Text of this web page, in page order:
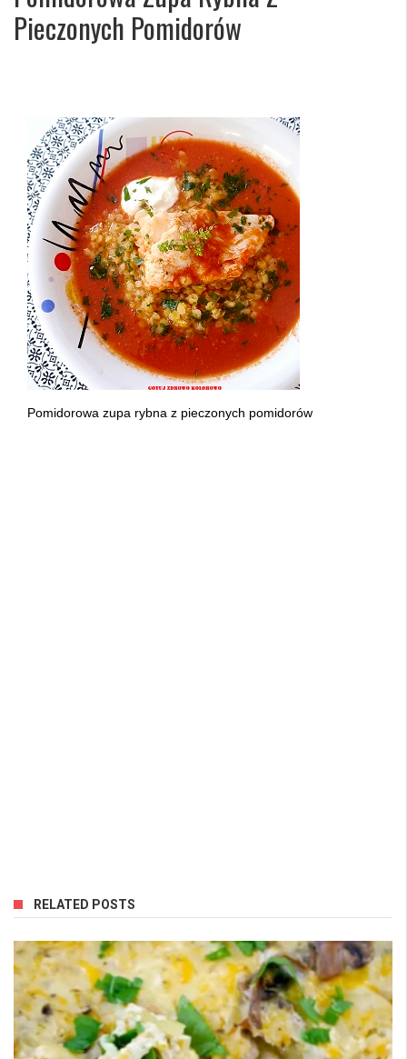
Pieczonych Pomidorów
Pomidorowa zupa rybna z pieczonych pomidorów
RELATED POSTS